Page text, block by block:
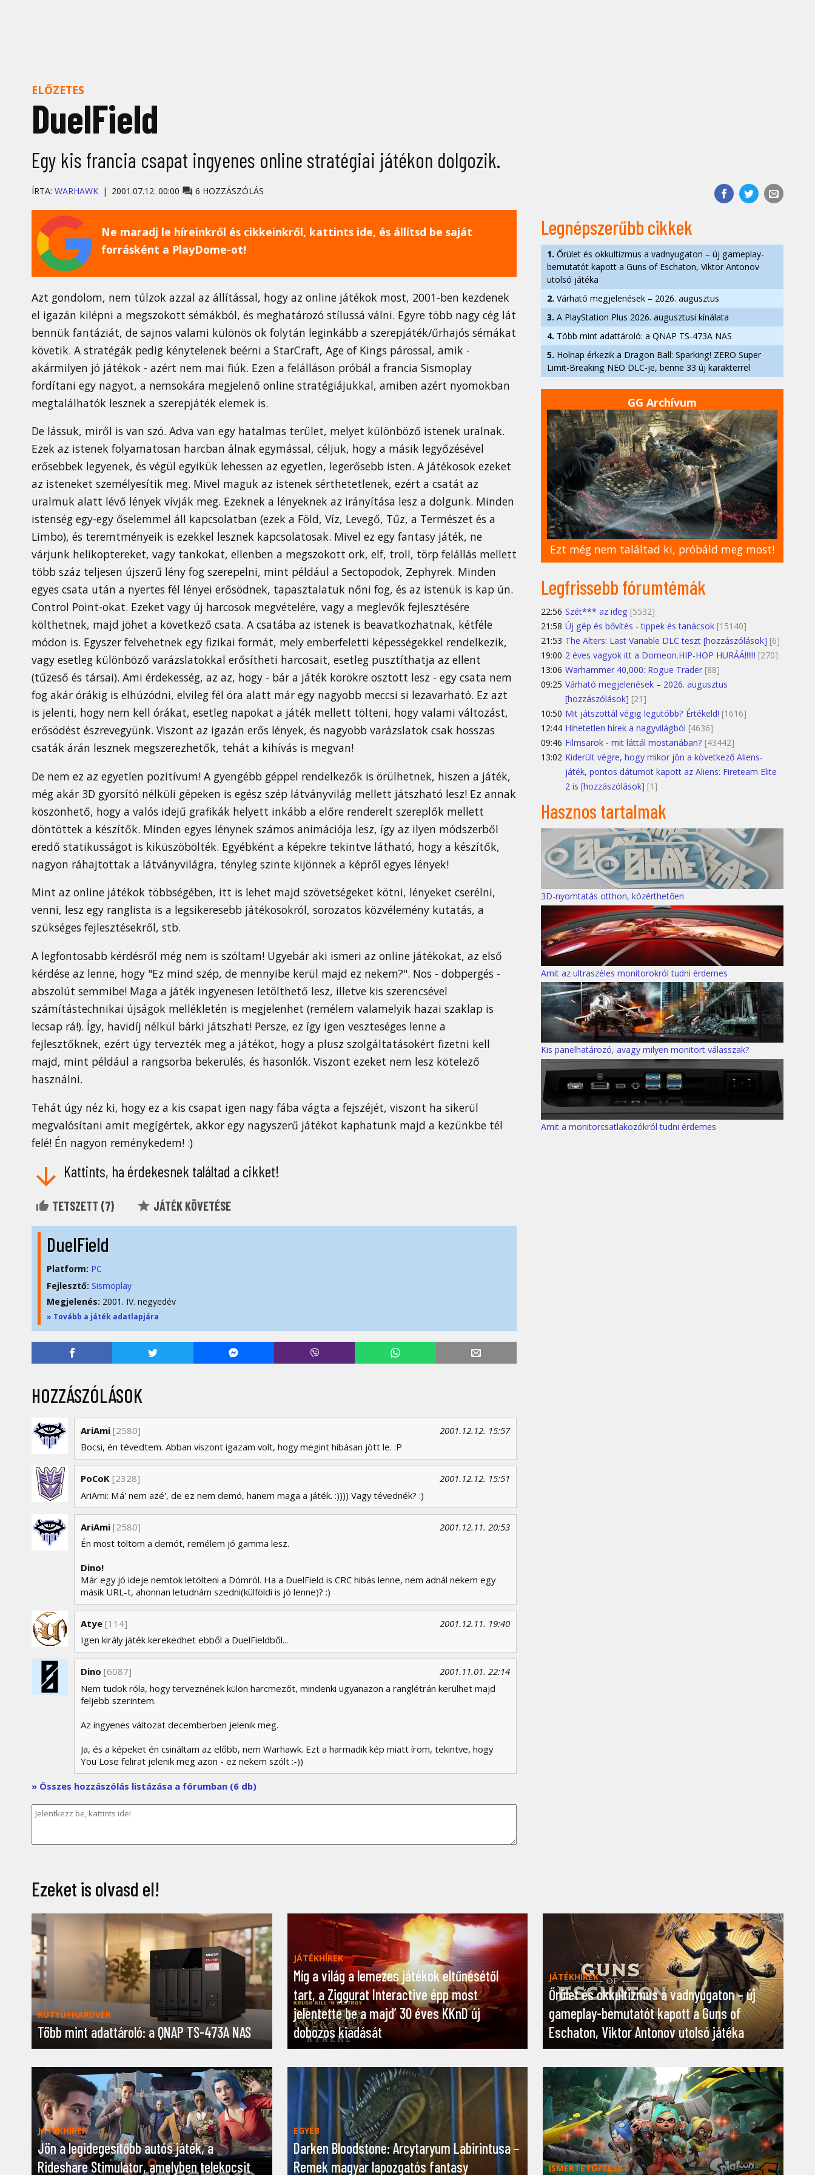
ELŐZETES
DuelField
Egy kis francia csapat ingyenes online stratégiai játékon dolgozik.
ÍRTA: WARHAWK 2001.07.12. 00:00 6 HOZZÁSZÓLÁS
Ne maradj le híreinkről és cikkeinkről, kattints ide, és állítsd be saját
forrásként a PlayDome-ot!
Azt gondolom, nem túlzok azzal az állítással, hogy az online játékok most, 2001-ben kezdenek
el igazán kilépni a megszokott sémákból, és meghatározó stílussá válni. Egyre több nagy cég lát
bennük fantáziát, de sajnos valami különös ok folytán leginkább a szerepjáték/űrhajós sémákat
követik. A stratégák pedig kénytelenek beérni a StarCraft, Age of Kings párossal, amik -
akármilyen jó játékok - azért nem mai fiúk. Ezen a felálláson próbál a francia Sismoplay
fordítani egy nagyot, a nemsokára megjelenő online stratégiájukkal, amiben azért nyomokban
megtalálhatók lesznek a szerepjáték elemek is.
De lássuk, miről is van szó. Adva van egy hatalmas terület, melyet különböző istenek uralnak.
Ezek az istenek folyamatosan harcban álnak egymással, céljuk, hogy a másik legyőzésével
erősebbek legyenek, és végül egyikük lehessen az egyetlen, legerősebb isten. A játékosok ezeket
az isteneket személyesítik meg. Mivel maguk az istenek sérthetetlenek, ezért a csatát az
uralmuk alatt lévő lények vívják meg. Ezeknek a lényeknek az irányítása lesz a dolgunk. Minden
istenség egy-egy őselemmel áll kapcsolatban (ezek a Föld, Víz, Levegő, Tűz, a Természet és a
Limbo), és teremtményeik is ezekkel lesznek kapcsolatosak. Mivel ez egy fantasy játék, ne
várjunk helikoptereket, vagy tankokat, ellenben a megszokott ork, elf, troll, törp felállás mellett
több száz teljesen újszerű lény fog szerepelni, mint például a Sectopodok, Zephyrek. Minden
egyes csata után a nyertes fél lényei erősödnek, tapasztalatuk nőni fog, és az istenük is kap ún.
Control Point-okat. Ezeket vagy új harcosok megvételére, vagy a meglevők fejlesztésére
költhetnek, majd jöhet a következő csata. A csatába az istenek is beavatkozhatnak, kétféle
módon is. Egyszer felvehetnek egy fizikai formát, mely emberfeletti képességekkel rendelkezik,
vagy esetleg különböző varázslatokkal erősítheti harcosait, esetleg pusztíthatja az ellent
(tűzeső és társai). Ami érdekesség, az az, hogy - bár a játék körökre osztott lesz - egy csata nem
fog akár órákig is elhúzódni, elvileg fél óra alatt már egy nagyobb meccsi si lezavarható. Ez azt
is jelenti, hogy nem kell órákat, esetleg napokat a játék mellett tölteni, hogy valami változást,
erősödést észrevegyünk. Viszont az igazán erős lények, és nagyobb varázslatok csak hosszas
csaták árán lesznek megszerezhetők, tehát a kihívás is megvan!
De nem ez az egyetlen pozitívum! A gyengébb géppel rendelkezők is örülhetnek, hiszen a játék,
még akár 3D gyorsító nélküli gépeken is egész szép látványvilág mellett játszható lesz! Ez annak
köszönhető, hogy a valós idejű grafikák helyett inkább a előre renderelt szereplők mellett
döntöttek a készítők. Minden egyes lénynek számos animációja lesz, így az ilyen módszerből
eredő statikusságot is kiküszöbölték. Egyébként a képekre tekintve látható, hogy a készítők,
nagyon ráhajtottak a látványvilágra, tényleg szinte kijönnek a képről egyes lények!
Mint az online játékok többségében, itt is lehet majd szövetségeket kötni, lényeket cserélni,
venni, lesz egy ranglista is a legsikeresebb játékosokról, sorozatos közvélemény kutatás, a
szükséges fejlesztésekről, stb.
A legfontosabb kérdésről még nem is szóltam! Ugyebár aki ismeri az online játékokat, az első
kérdése az lenne, hogy "Ez mind szép, de mennyibe kerül majd ez nekem?". Nos - dobpergés -
abszolút semmibe! Maga a játék ingyenesen letölthető lesz, illetve kis szerencsével
számítástechnikai újságok mellékletén is megjelenhet (remélem valamelyik hazai szaklap is
lecsap rá!). Így, havidíj nélkül bárki játszhat! Persze, ez így igen veszteséges lenne a
fejlesztőknek, ezért úgy tervezték meg a játékot, hogy a plusz szolgáltatásokért fizetni kell
majd, mint például a rangsorba bekerülés, és hasonlók. Viszont ezeket nem lesz kötelező
használni.
Tehát úgy néz ki, hogy ez a kis csapat igen nagy fába vágta a fejszéjét, viszont ha sikerül
megvalósítani amit megígértek, akkor egy nagyszerű játékot kaphatunk majd a kezünkbe tél
felé! Én nagyon reménykedem! :)
Kattints, ha érdekesnek találtad a cikket!
TETSZETT (7) JÁTÉK KÖVETÉSE
DuelField
Platform: PC
Fejlesztő: Sismoplay
Megjelenés: 2001. IV. negyedév
» Tovább a játék adatlapjára
HOZZÁSZÓLÁSOK
AriAmi 2001.12.12. 15:57
[2580]
Bocsi, én tévedtem. Abban viszont igazam volt, hogy megint hibásan jött le. :P
PoCoK 2001.12.12. 15:51
[2328]
AriAmi: Má' nem azé', de ez nem demó, hanem maga a játék. :)))) Vagy tévednék? :)
AriAmi 2001.12.11. 20:53
[2580]
Én most töltöm a demót, remélem jó gamma lesz.
Dino!
Már egy jó ideje nemtok letölteni a Dómról. Ha a DuelField is CRC hibás lenne, nem adnál nekem egy
másik URL-t, ahonnan letudnám szedni(külföldi is jó lenne)? :)
Atye 2001.12.11. 19:40
[114]
Igen király játék kerekedhet ebből a DuelFieldből...
Dino 2001.11.01. 22:14
[6087]
Nem tudok róla, hogy terveznének külön harcmezőt, mindenki ugyanazon a ranglétrán kerülhet majd
feljebb szerintem.
Az ingyenes változat decemberben jelenik meg.
Ja, és a képeket én csináltam az előbb, nem Warhawk. Ezt a harmadik kép miatt írom, tekintve, hogy
You Lose felirat jelenik meg azon - ez nekem szólt :-))
» Összes hozzászólás listázása a fórumban (6 db)
Legnépszerűbb cikkek
1. Őrület és okkultizmus a vadnyugaton – új gameplay-
bemutatót kapott a Guns of Eschaton, Viktor Antonov
utolsó játéka
2. Várható megjelenések – 2026. augusztus
3. A PlayStation Plus 2026. augusztusi kínálata
4. Több mint adattároló: a QNAP TS-473A NAS
5. Holnap érkezik a Dragon Ball: Sparking! ZERO Super
Limit-Breaking NEO DLC-je, benne 33 új karakterrel
GG Archívum
Ezt még nem találtad ki, próbáld meg most!
Legfrissebb fórumtémák
22:56 Szét*** az ideg [5532]
21:58 Új gép és bővítés - tippek és tanácsok [15140]
21:53 The Alters: Last Variable DLC teszt [hozzászólások] [6]
19:00 2 éves vagyok itt a Domeon.HIP-HOP HURÁÁ!!!!!! [270]
13:06 Warhammer 40,000: Rogue Trader [88]
09:25 Várható megjelenések – 2026. augusztus
[hozzászólások] [21]
10:50 Mit játszottál végig legutóbb? Értékeld! [1616]
12:44 Hihetetlen hírek a nagyvilágból [4636]
09:46 Filmsarok - mit láttál mostanában? [43442]
13:02 Kiderült végre, hogy mikor jön a következő Aliens-
játék, pontos dátumot kapott az Aliens: Fireteam Elite
2 is [hozzászólások] [1]
Hasznos tartalmak
3D-nyomtatás otthon, közérthetően
Amit az ultraszéles monitorokról tudni érdemes
Kis panelhatározó, avagy milyen monitort válasszak?
Amit a monitorcsatlakozókról tudni érdemes
Ezeket is olvasd el!
KÜTYÜ+HARDVER
Több mint adattároló: a QNAP TS-473A NAS
JÁTÉKHÍREK
Míg a világ a lemezes játékok eltűnésétől
tart, a Ziggurat Interactive épp most
jelentette be a majd’ 30 éves KKnD új
dobozos kiadását
JÁTÉKHÍREK
Őrület és okkultizmus a vadnyugaton – új
gameplay-bemutatót kapott a Guns of
Eschaton, Viktor Antonov utolsó játéka
JÁTÉKHÍREK
Jön a legidegesítőbb autós játék, a
Rideshare Stimulator, amelyben telekocsit
EGYÉB
Darken Bloodstone: Arcytaryum Labirintusa –
Remek magyar lapozgatós fantasy
ISMERTETŐ/TESZT